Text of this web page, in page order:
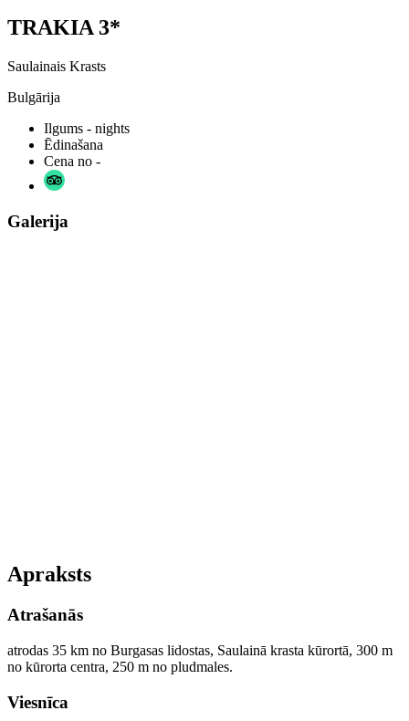
TRAKIA 3*
Saulainais Krasts
Bulgārija
Ilgums - nights
Ēdinašana
Cena no -
Galerija
Apraksts
Atrašanās
atrodas 35 km no Burgasas lidostas, Saulainā krasta kūrortā, 300 m
no kūrorta centra, 250 m no pludmales.
Viesnīca